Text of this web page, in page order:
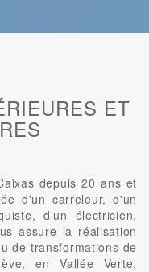
ET
depuis 20 ans et
d'un carreleur, d'un
d'un électricien,
assure la réalisation
de transformations de
en Vallée Verte,